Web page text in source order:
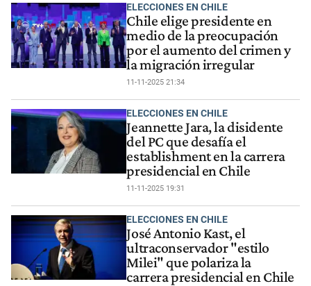
ELECCIONES EN CHILE
Chile elige presidente en
medio de la preocupación
por el aumento del crimen y
la migración irregular
11-11-2025 21:34
ELECCIONES EN CHILE
Jeannette Jara, la disidente
del PC que desafía el
establishment en la carrera
presidencial en Chile
11-11-2025 19:31
ELECCIONES EN CHILE
José Antonio Kast, el
ultraconservador "estilo
Milei" que polariza la
carrera presidencial en Chile